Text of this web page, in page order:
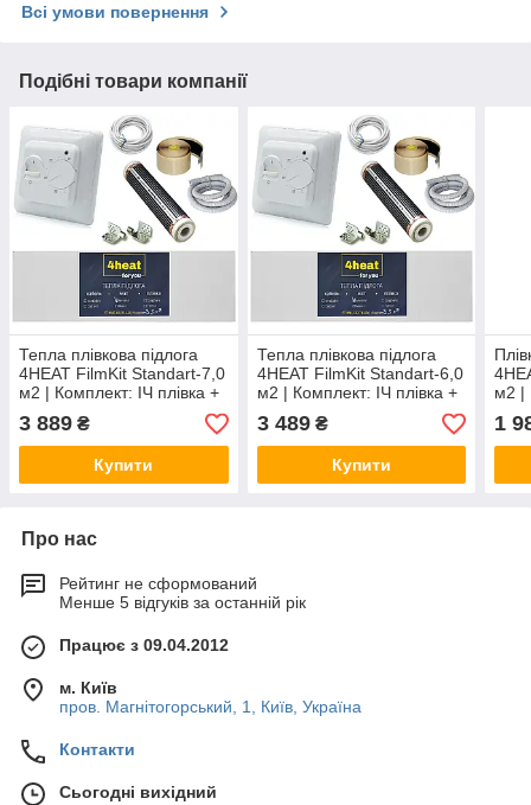
Всі умови повернення
Подібні товари компанії
Тепла плівкова підлога
4HEAT FilmKit Standart-7,0
м2 | Комплект: ІЧ плівка +
термостат + підключення
3 889 ₴
Купити
Тепла плівкова підлога
4HEAT FilmKit Standart-6,0
м2 | Комплект: ІЧ плівка +
термостат + підключення
3 489₴
Купити
м2 |
+
1
Про нас
Рейтинг не сформований
Менше 5 відгуків за останній рік
Працює з 09.04.2012
м. Київ
пров. Магнітогорський, 1, Київ, Україна
Контакти
Сьогодні вихідний